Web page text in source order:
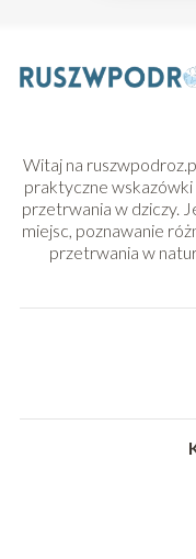
Witaj na
praktyczne
przetrwania w dziczy.
miejsc, poznawanie
przetrwania w